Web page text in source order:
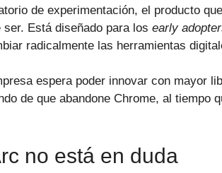
de experimentación, el producto
ser. Está diseñado para los early
radicalmente las herramientas
espera poder innovar con mayor
de que abandone Chrome, al tiempo
no está en duda